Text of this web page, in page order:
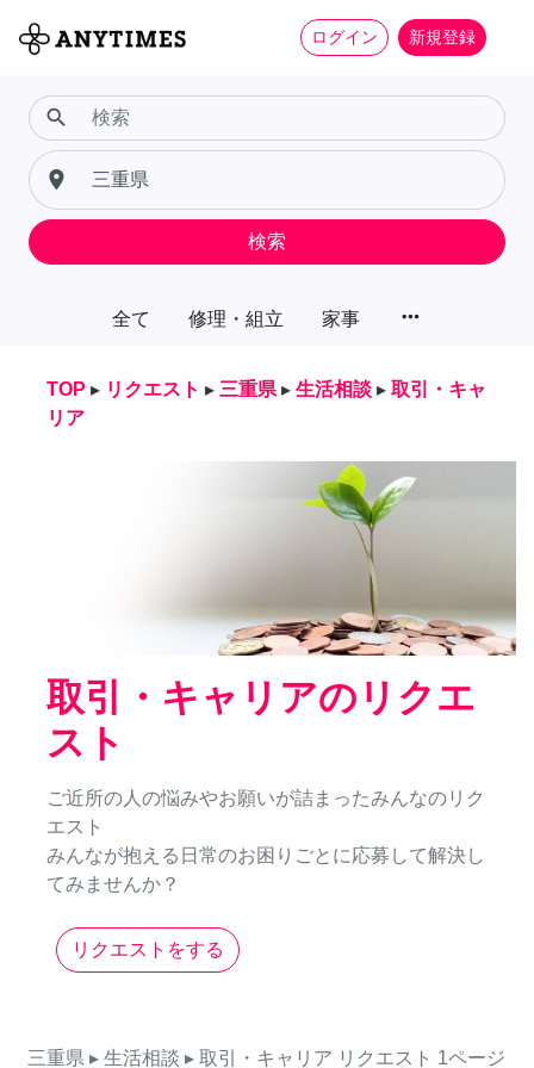
ログイン 新規登録
全て 修理・組立 家事 more_horiz
search
place
検索
TOP ▸ リクエスト ▸ 三重県 ▸ 生活相談 ▸ 取引・キャ
リア
取引・キャリアのリクエ
スト
ご近所の人の悩みやお願いが詰まったみんなのリク
エスト
みんなが抱える日常のお困りごとに応募して解決し
てみませんか？
リクエストをする
三重県 ▸ 生活相談 ▸ 取引・キャリア リクエスト 1ページ